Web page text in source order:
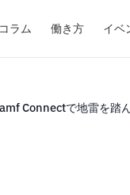
コラム 働き方 イベ
Connectで地雷を踏